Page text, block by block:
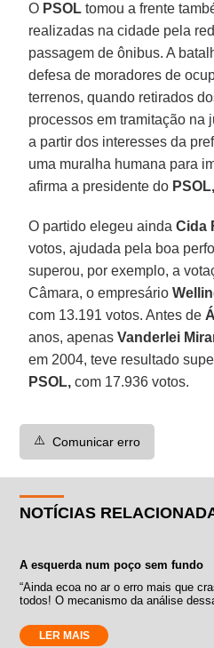
O PSOL tomou a frente
realizadas na cidade pela
passagem de ônibus. A
defesa de moradores de
terrenos, quando retirados
processos em tramitação na
a partir dos interesses da
uma muralha humana para
afirma a presidente do
O partido elegeu aindaCida
votos, ajudada pela boa
superou, por exemplo, a
Câmara, o empresário
com 13.191 votos. Antes de
anos, apenasVanderlei
em 2004, teve resultado
PSOL, com 17.936 votos.
⚠️ Comunicar erro
NOTÍCIAS
A esquerda num poço sem fundo
“Ainda ecoa no ar o erro mais que
todos! O mecanismo da análise
LER MAIS